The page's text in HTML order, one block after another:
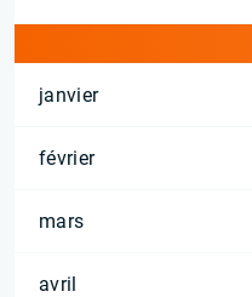
janvier
février
mars
avril